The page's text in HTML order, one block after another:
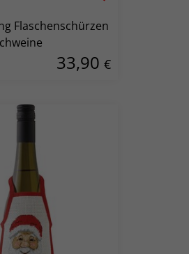
Flaschenschürzen
33,90 €